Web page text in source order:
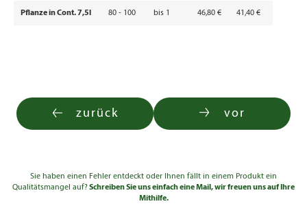
Pflanze in Cont. 7,5l 80 - 100 bis 1 46,80 € 41,40 €
zurück vor
Sie haben einen Fehler entdeckt oder Ihnen fällt in einem Produkt ein
Qualitätsmangel auf?Schreiben Sie uns einfach eine Mail, wir freuen uns auf Ihre
Mithilfe.